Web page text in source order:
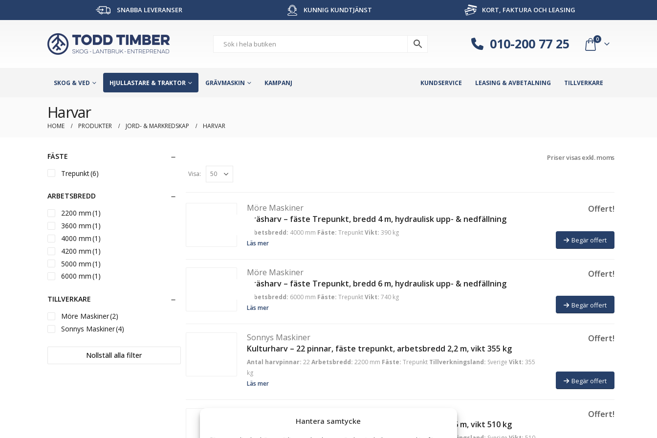
Hantera samtycke
SNABBA LEVERANSER KUNNIG KUNDTJÄNST KORT, FAKTURA OCH LEASING
010-200 77 25 0
SKOG & VED HJULLASTARE & TRAKTOR GRÄVMASKIN KAMPANJ KUNDSERVICE LEASING & AVBETALNING TILLVERKARE
Harvar
HOME PRODUKTER JORD- & MARKREDSKAP HARVAR
FÄSTE
Trepunkt(6)
ARBETSBREDD
2200 mm(1)
3600 mm(1)
4000 mm(1)
4200 mm(1)
5000 mm(1)
6000 mm(1)
TILLVERKARE
Möre Maskiner(2)
Sonnys Maskiner(4)
Nollställ alla filter
Priser visas exkl. moms
Visa:
Möre Maskiner
Gräsharv – fäste Trepunkt, bredd 4 m, hydraulisk upp- & nedfällning
Arbetsbredd: 4000 mm Fäste: TrepunktVikt: 390 kg
Läs mer
Offert!
Begär offert
Möre Maskiner
Gräsharv – fäste Trepunkt, bredd 6 m, hydraulisk upp- & nedfällning
Arbetsbredd: 6000 mm Fäste: TrepunktVikt: 740 kg
Läs mer
Offert!
Begär offert
Sonnys Maskiner
Kulturharv – 22 pinnar, fäste trepunkt, arbetsbredd 2,2 m, vikt 355 kg
Antal harvpinnar: 22Arbetsbredd: 2200 mm Fäste: Trepunkt Tillverkningsland: Sverige Vikt: 355
kg
Läs mer
Offert!
Begär offert
Kulturharv – 36 pinnar, fäste trepunkt, arbetsbredd 3,6 m, vikt 510 kg
Offert!